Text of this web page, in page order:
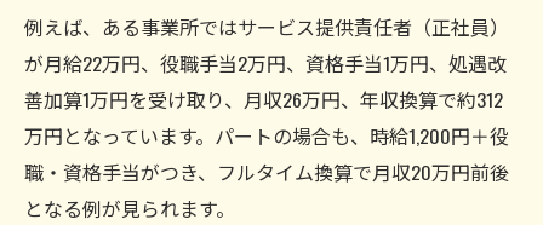
ポイント
現場実態で分かるサービス提供責任者の収
入差
サービス提供責任者の給与比較に重要な観
点とは
例えば、ある事業所ではサービス提供責任者（正社員）
が月給22万円、役職手当2万円、資格手当1万円、処遇改
善加算1万円を受け取り、月収26万円、年収換算で約312
万円となっています。パートの場合も、時給1,200円＋役
職・資格手当がつき、フルタイム換算で月収20万円前後
となる例が見られます。